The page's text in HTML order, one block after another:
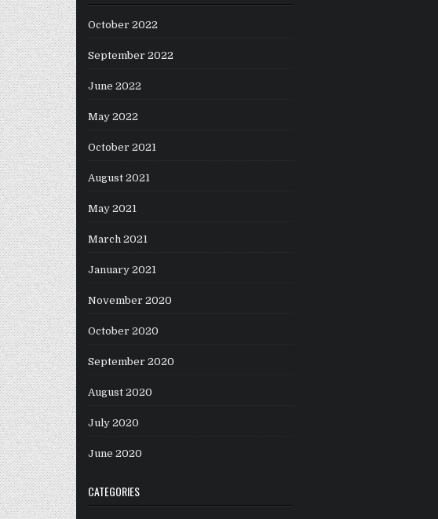
October 2022
September 2022
June 2022
May 2022
October 2021
August 2021
May 2021
March 2021
January 2021
November 2020
October 2020
September 2020
August 2020
July 2020
June 2020
CATEGORIES